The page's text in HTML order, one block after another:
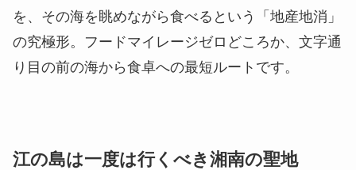
を、その海を眺めながら食べるという「地産地消」
の究極形。フードマイレージゼロどころか、文字通
り目の前の海から食卓への最短ルートです。
江の島は一度は行くべき湘南の聖地